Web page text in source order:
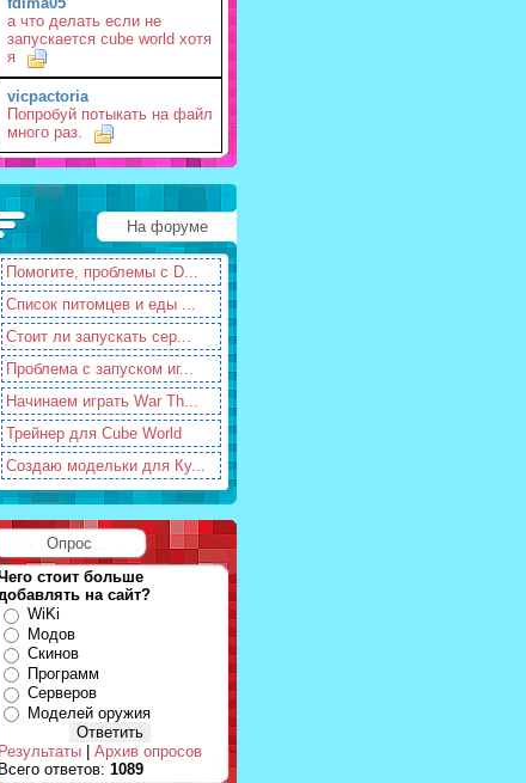
а что делать если не
запускается cube world хотя
я
vicpactoria
Попробуй потыкать на файл
много раз.
На форуме
Помогите, проблемы с D...
Список питомцев и еды ...
Стоит ли запускать сер...
Проблема с запуском иг...
Начинаем играть War Th...
Трейнер для Cube World
Создаю модельки для Ку...
Опрос
стоит больше
на сайт?
WiKi
Модов
Скинов
Программ
Серверов
Моделей оружия
Результаты
Архив опросов
Всего ответов: 1089